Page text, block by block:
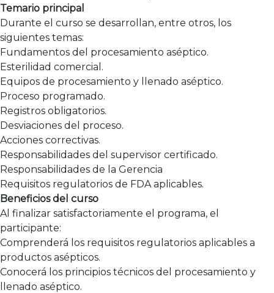
Temario principal
Durante el curso se desarrollan, entre otros, los
siguientes temas:
Fundamentos del procesamiento aséptico.
Esterilidad comercial.
Equipos de procesamiento y llenado aséptico.
Proceso programado.
Registros obligatorios.
Desviaciones del proceso.
Acciones correctivas.
Responsabilidades del supervisor certificado.
Responsabilidades de la Gerencia
Requisitos regulatorios de FDA aplicables.
Beneficios del curso
Al finalizar satisfactoriamente el programa, el
participante:
Comprenderá los requisitos regulatorios aplicables a
productos asépticos.
Conocerá los principios técnicos del procesamiento y
llenado aséptico.